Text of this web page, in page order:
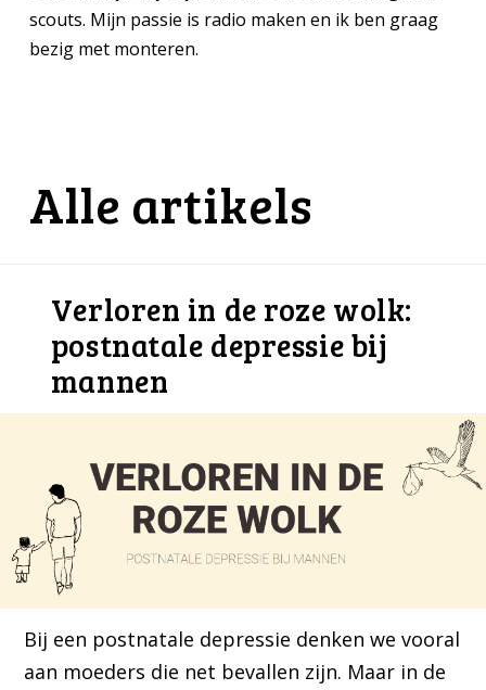
scouts. Mijn passie is radio maken en ik ben graag
bezig met monteren.
Alle artikels
Verloren in de roze wolk:
postnatale depressie bij
mannen
Bij een postnatale depressie denken we vooral
aan moeders die net bevallen zijn. Maar in de